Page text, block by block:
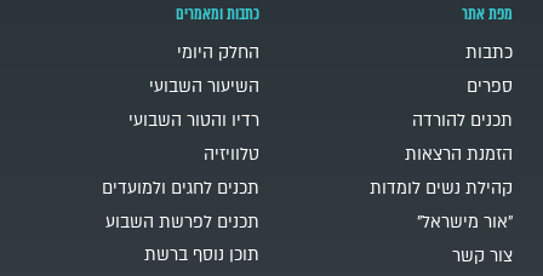
מפת אתר
כתבות
ספרים
תכנים להורדה
הזמנת הרצאות
קהילת נשים לומדות
"אור מישראל"
צור קשר
כתבות ומאמרים
החלק היומי
השיעור השבועי
רדיו והטור השבועי
טלוויזיה
תכנים לחגים ולמועדים
תכנים לפרשת השבוע
תוכן נוסף ברשת